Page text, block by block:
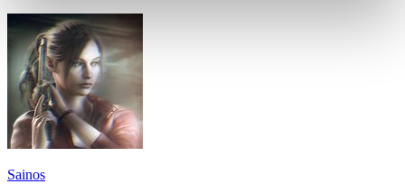
Sainos